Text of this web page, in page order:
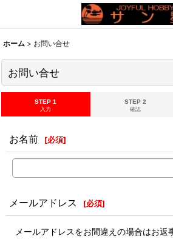
ホーム > お問い合せ
お問い合せ
STEP 1
入力
STEP 2
確認
お名前 [必須]
メールアドレス [必須]
メールアドレスをお間違えの場合はお返